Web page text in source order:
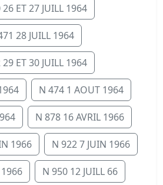
ET 27 JUILL 1964
28 JUILL 1964
ET 30 JUILL 1964
N 474 1 AOUT 1964
N 878 16 AVRIL 1966
1966 N 922 7 JUIN 1966
N 950 12 JUILL 66